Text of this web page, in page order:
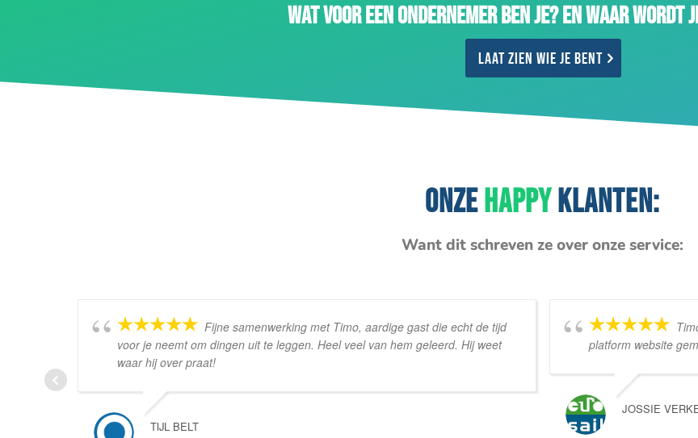
Wat voor een ondernemer ben je? En waar wordt
Laat zien wie je bent
ONZEHAPPYKLANTEN:
Want dit schreven ze over onze service:
Fijne samenwerking met Timo, aardige gast die echt de tijd
voor je neemt om dingen uit te leggen. Heel veel van hem geleerd. Hij weet
waar hij over praat!
TIJL BELT
platform website
JOSSIE